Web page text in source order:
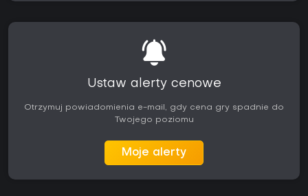
Ustaw alerty cenowe
Otrzymuj powiadomienia e-mail, gdy cena gry spadnie do
Twojego poziomu
Moje alerty